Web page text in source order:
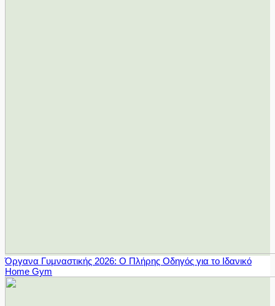
Όργανα Γυμναστικής 2026: Ο Πλήρης Οδηγός για το Ιδανικό
Home Gym